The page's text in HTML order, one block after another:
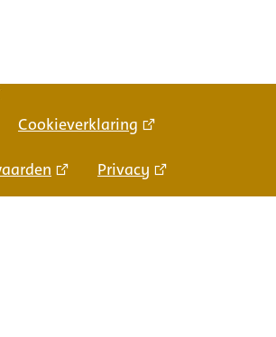
Cookieverklaring
Privacy